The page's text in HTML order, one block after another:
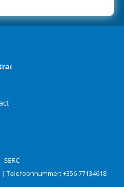
SERC
| Telefoonnummer: +356 77134618